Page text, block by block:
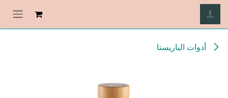
تخطي للذهاب إلى المحتوى
أدوات الباريستا